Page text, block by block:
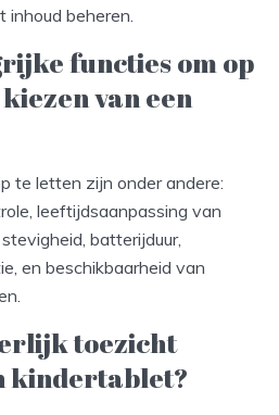
beheren.
functies om op
van een
te letten zijn onder andere:
leeftijdsaanpassing van
batterijduur,
en beschikbaarheid van
toezicht
kindertablet?